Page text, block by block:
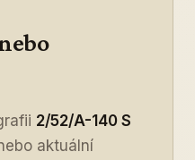
2/52/A-140 S
aktuální